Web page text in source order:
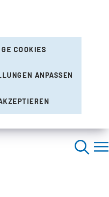
COOKIES
ANPASSEN